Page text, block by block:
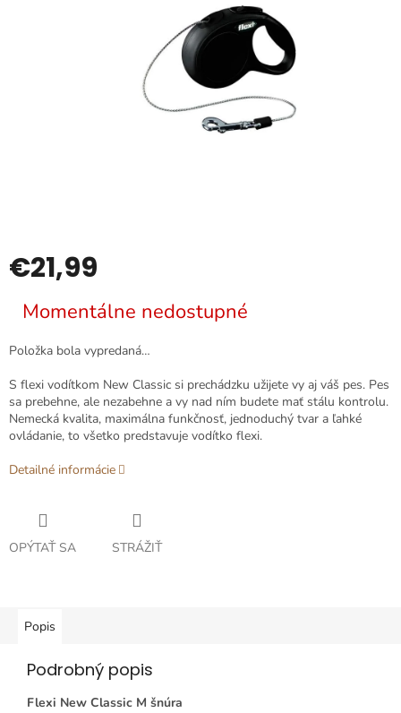
€21,99
cena:
Momentálne nedostupné
Položka bola vypredaná…
S flexi vodítkom New Classic si prechádzku užijete vy aj váš pes. Pes
sa prebehne, ale nezabehne a vy nad ním budete mať stálu kontrolu.
Nemecká kvalita, maximálna funkčnosť, jednoduchý tvar a ľahké
ovládanie, to všetko predstavuje vodítko flexi.
Detailné informácie
OPÝTAŤ SA STRÁŽIŤ
Popis
Podrobný popis
Flexi New Classic M šnúra